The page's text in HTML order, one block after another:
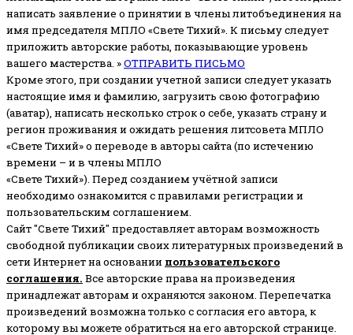
написать заявление о принятии в члены литобъединения на
имя председателя МПЛО «Свете Тихий». К письму следует
приложить авторские работы, показывающие уровень
вашего мастерства. »ОТПРАВИТЬ ПИСЬМО
Кроме этого, при создании учетной записи следует указать
настоящие имя и фамилию, загрузить свою фотографию
(аватар), написать несколько строк о себе, указать страну и
регион проживания и ожидать решения литсовета МПЛО
«Свете Тихий» о переводе в авторы сайта (по истечению
времени – и в члены МПЛО
«Свете Тихий»). Перед созданием учётной записи
необходимо ознакомится с правилами регистрации и
пользовательским соглашением.
Сайт "Свете Тихий" предоставляет авторам возможность
свободной публикации своих литературных произведений в
сети Интернет на основании пользовательского
соглашения. Все авторские права на произведения
принадлежат авторам и охраняются законом. Перепечатка
произведений возможна только с согласия его автора, к
которому вы можете обратиться на его авторской странице.